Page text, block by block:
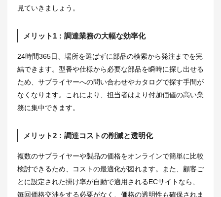
見ていきましょう。
メリット1：調達業務の大幅な効率化
24時間365日、場所を選ばずに部品の検索から発注までを完
結できます。型番や仕様から必要な部品を瞬時に探し出せる
ため、サプライヤーへの問い合わせやカタログで探す手間が
なくなります。これにより、担当者はより付加価値の高い業
務に集中できます。
メリット2：調達コストの削減と透明化
複数のサプライヤーや製品の価格をオンラインで簡単に比較
検討できるため、コストの最適化が図れます。また、顧客ご
とに設定された掛け率が自動で適用されるECサイトなら、
毎回価格交渉をする必要がなく、価格の透明性も確保されま